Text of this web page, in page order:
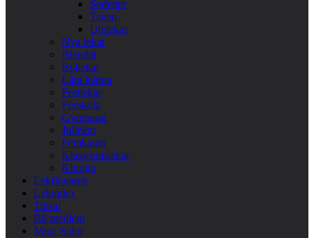
Stafetter
Tagen
Utelekar
Nya lekar
Blandat
Bollekar
Lära känna
Festlekar
Förskola
Gympasal
Jullekar
Femkamp
Klassrumslekar
Kluriga
Lekfinnaren
Lekindex
Tipsa!
Bli medlem
Mina Sidor